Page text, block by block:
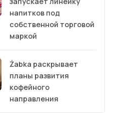
напитков под
собственной торговой
маркой
Żabka раскрывает
планы развития
кофейного
направления